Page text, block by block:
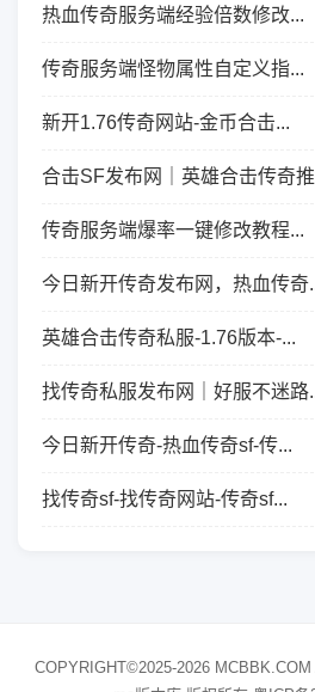
热血传奇服务端经验倍数修改...
传奇服务端怪物属性自定义指...
新开1.76传奇网站-金币合击...
合击SF发布网｜英雄合击传奇
传奇服务端爆率一键修改教程...
今日新开传奇发布网，热血传奇
英雄合击传奇私服-1.76版本-...
找传奇私服发布网｜好服不迷路
今日新开传奇-热血传奇sf-传...
找传奇sf-找传奇网站-传奇sf...
COPYRIGHT©2025-2026